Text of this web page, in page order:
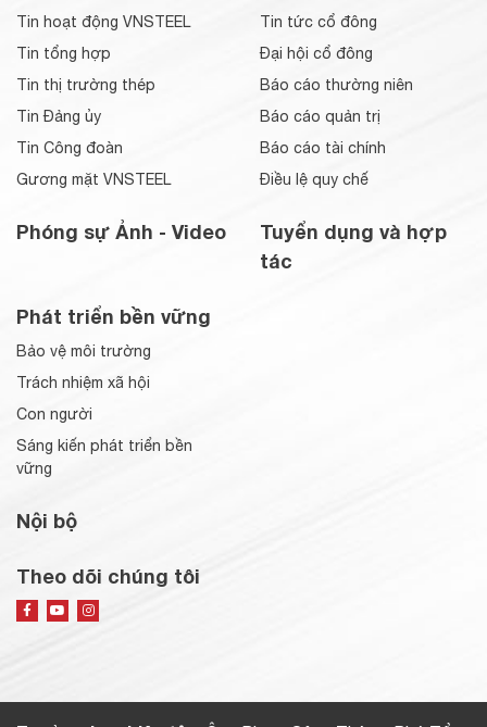
Tin hoạt động VNSTEEL
Tin tổng hợp
Tin thị trường thép
Tin Đảng ủy
Tin Công đoàn
Gương mặt VNSTEEL
Phóng sự Ảnh - Video
Tin tức cổ đông
Đại hội cổ đông
Báo cáo thường niên
Báo cáo quản trị
Báo cáo tài chính
Điều lệ quy chế
Tuyển dụng và hợp
tác
Phát triển bền vững
Bảo vệ môi trường
Trách nhiệm xã hội
Con người
Sáng kiến phát triển bền
vững
Nội bộ
Theo dõi chúng tôi